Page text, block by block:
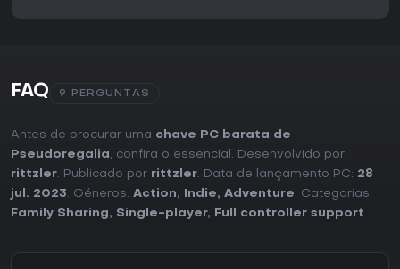
FAQ 9 PERGUNTAS
Antes de procurar uma chave PC barata de
Pseudoregalia, confira o essencial. Desenvolvido por
rittzler. Publicado por rittzler. Data de lançamento PC: 28
jul. 2023. Géneros: Action, Indie, Adventure. Categorias:
Family Sharing, Single-player, Full controller support.